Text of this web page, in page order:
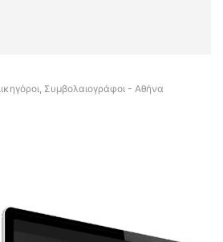
Συμβολαιογράφοι - Αθήνα